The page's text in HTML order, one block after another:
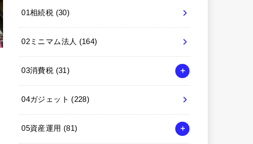
01相続税 (30)
02ミニマム法人 (164)
03消費税 (31)
04ガジェット (228)
05資産運用 (81)